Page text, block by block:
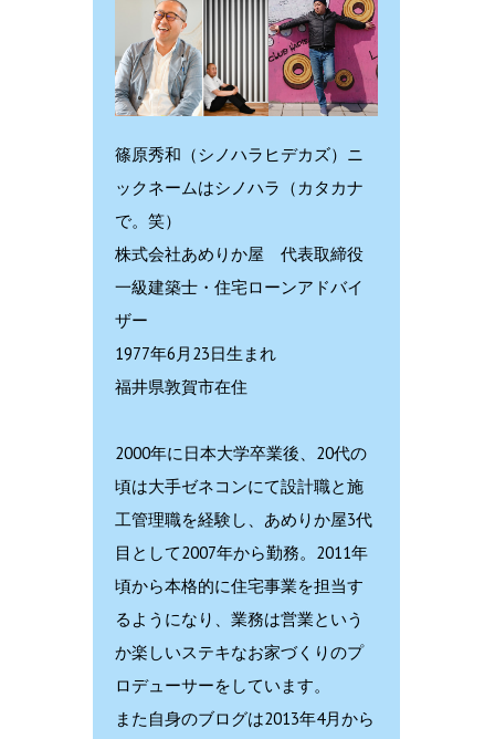
篠原秀和（シノハラヒデカズ）ニ
ックネームはシノハラ（カタカナ
で。笑）
株式会社あめりか屋 代表取締役
一級建築士・住宅ローンアドバイ
ザー
1977年6月23日生まれ
福井県敦賀市在住
2000年に日本大学卒業後、20代の
頃は大手ゼネコンにて設計職と施
工管理職を経験し、あめりか屋3代
目として2007年から勤務。2011年
頃から本格的に住宅事業を担当す
るようになり、業務は営業という
か楽しいステキなお家づくりのプ
ロデューサーをしています。
また自身のブログは2013年4月から